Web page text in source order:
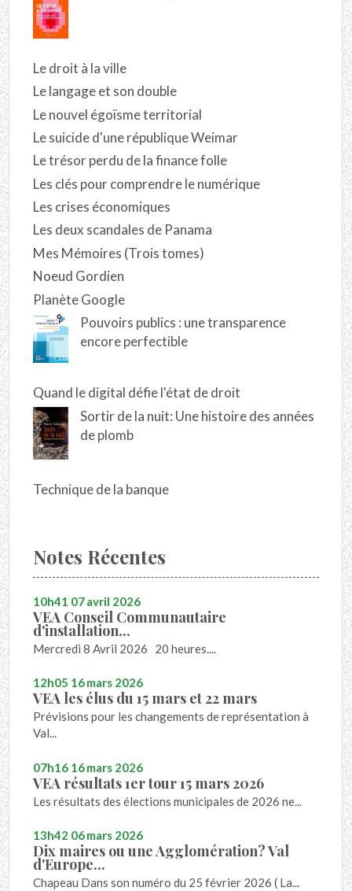
Le droit à la ville
Le langage et son double
Le nouvel égoïsme territorial
Le suicide d'une république Weimar
Le trésor perdu de la finance folle
Les clés pour comprendre le numérique
Les crises économiques
Les deux scandales de Panama
Mes Mémoires (Trois tomes)
Noeud Gordien
Planète Google
Pouvoirs publics : une transparence
encore perfectible
Quand le digital défie l'état de droit
Sortir de la nuit: Une histoire des années
de plomb
Technique de la banque
Notes Récentes
10h41 07avril 2026
VEA Conseil Communautaire
d'installation...
Mercredi 8 Avril 2026 20 heures....
12h05 16mars 2026
VEA les élus du 15 mars et 22 mars
Prévisions pour les changements de représentation à
Val...
07h16 16mars 2026
VEA résultats 1er tour 15 mars 2026
Les résultats des élections municipales de 2026 ne...
13h42 06mars 2026
Dix maires ou une Agglomération? Val
d'Europe...
Chapeau Dans son numéro du 25 février 2026 ( La...